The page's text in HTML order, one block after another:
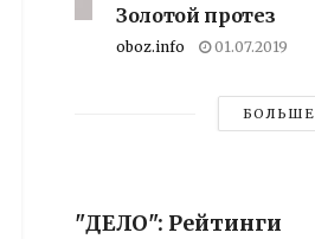
Золотой протез
oboz.info 01.07.2019
БОЛЬШЕ
"ДЕЛО": Рейтинги